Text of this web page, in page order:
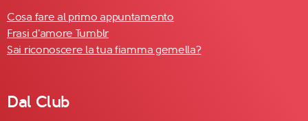
Cosa fare al primo appuntamento
Frasi d'amore Tumblr
Sai riconoscere la tua fiamma gemella?
Dal Club